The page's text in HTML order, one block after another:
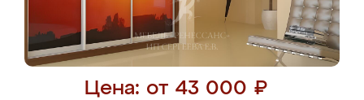
Цена: от 43 000 ₽